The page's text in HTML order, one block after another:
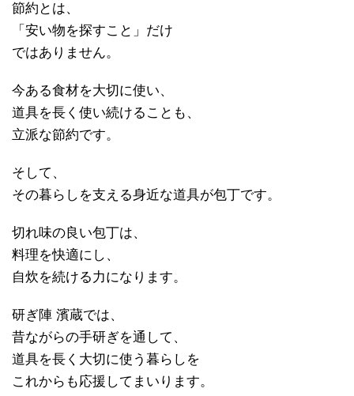
節約とは、
「安い物を探すこと」だけ
ではありません。
今ある食材を大切に使い、
道具を長く使い続けることも、
立派な節約です。
そして、
その暮らしを支える身近な道具が包丁です。
切れ味の良い包丁は、
料理を快適にし、
自炊を続ける力になります。
研ぎ陣 濱蔵では、
昔ながらの手研ぎを通して、
道具を長く大切に使う暮らしを
これからも応援してまいります。